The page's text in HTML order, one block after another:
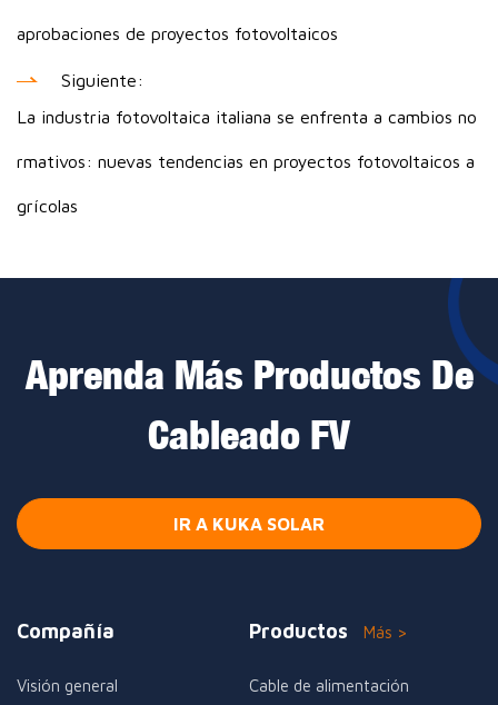
aprobaciones de proyectos fotovoltaicos
Siguiente:
La industria fotovoltaica italiana se enfrenta a cambios no
rmativos: nuevas tendencias en proyectos fotovoltaicos a
grícolas
Aprenda Más Productos De
Cableado FV
IR A KUKA SOLAR
Compañía
Visión general
Productos Más >
Cable de alimentación